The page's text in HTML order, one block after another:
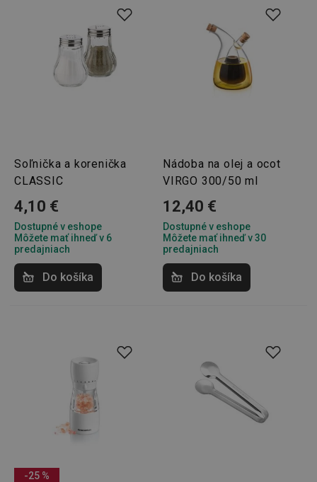
Soľnička a korenička
CLASSIC
4,10 €
Dostupné v eshope
Môžete mať ihneď v 6
predajniach
Do košíka
Nádoba na olej a ocot
VIRGO 300/50 ml
12,40 €
Dostupné v eshope
Môžete mať ihneď v 30
predajniach
Do košíka
-25 %
__rtbh.lid www.tescoma.sk
.smartadserver.com
2 dni